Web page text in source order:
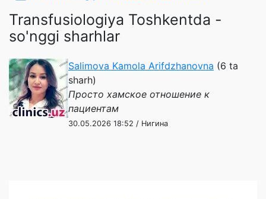
Transfusiologiya Toshkentda -
so'nggi sharhlar
Salimova Kamola Arifdzhanovna (6 ta
sharh)
Просто хамское отношение к
пациентам
30.05.2026 18:52 / Нигина